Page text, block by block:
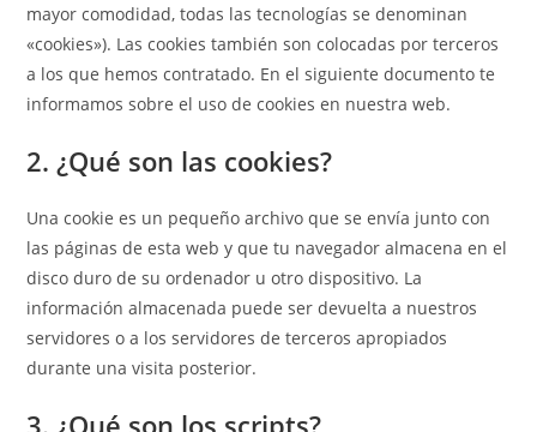
mayor comodidad, todas las tecnologías se denominan
«cookies»). Las cookies también son colocadas por terceros
a los que hemos contratado. En el siguiente documento te
informamos sobre el uso de cookies en nuestra web.
2. ¿Qué son las cookies?
Una cookie es un pequeño archivo que se envía junto con
las páginas de esta web y que tu navegador almacena en el
disco duro de su ordenador u otro dispositivo. La
información almacenada puede ser devuelta a nuestros
servidores o a los servidores de terceros apropiados
durante una visita posterior.